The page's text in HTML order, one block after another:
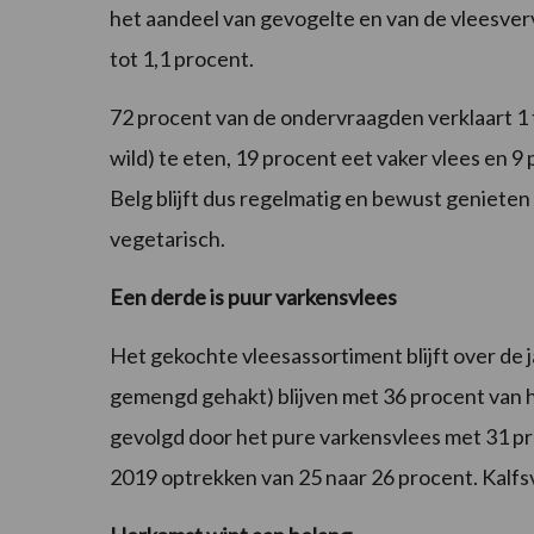
het aandeel van gevogelte en van de
tot 1,1 procent.
72 procent van de ondervraagden verklaart
wild) te eten, 19 procent eet vaker vlees en
Belg blijft dus regelmatig en bewust
vegetarisch.
Een derde is puur varkensvlees
Het gekochte vleesassortiment blijft over de
gemengd gehakt) blijven met 36 procent
gevolgd door het pure varkensvlees met 31
2019 optrekken van 25 naar 26 procent.